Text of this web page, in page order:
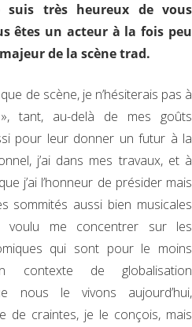
suis très heureux de vous
êtes un acteur à la fois peu
de la scène trad.
de scène, je n’hésiterais pas à
tant, au-delà de mes goûts
pour leur donner un futur à la
j’ai dans mes travaux, et à
j’ai l’honneur de présider mais
sommités aussi bien musicales
voulu me concentrer sur les
qui sont pour le moins
contexte de globalisation
nous le vivons aujourd’hui,
de craintes, je le conçois, mais